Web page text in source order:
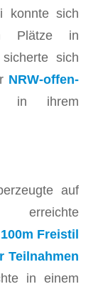
konnte sich
Plätze in
sich
NRW-offen-
ihrem
auf
100m Freistil
Teilnahmen
in einem